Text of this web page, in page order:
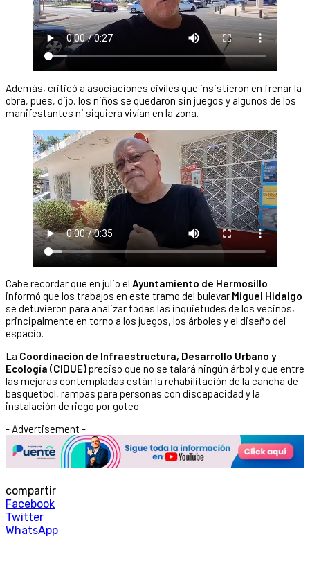
Además, criticó a asociaciones civiles que insistieron en frenar la
obra, pues, dijo, los niños se quedaron sin juegos y algunos de los
manifestantes ni siquiera vivían en la zona.
Cabe recordar que en julio el Ayuntamiento de Hermosillo
informó que los trabajos en este tramo del bulevar Miguel Hidalgo
se detuvieron para analizar todas las inquietudes de los vecinos,
principalmente en torno a los juegos, los árboles y el diseño del
espacio.
La Coordinación de Infraestructura, Desarrollo Urbano y
Ecología (CIDUE)precisó que no se talará ningún árbol y que entre
las mejoras contempladas están la rehabilitación de la cancha de
basquetbol, rampas para personas con discapacidad y la
instalación de riego por goteo.
- Advertisement -
compartir
Facebook
Twitter
WhatsApp